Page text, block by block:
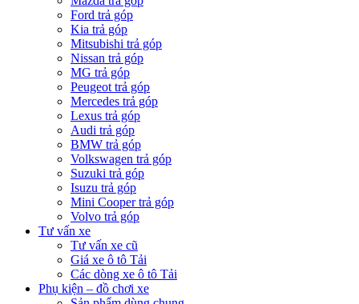
Ford trả góp
Kia trả góp
Mitsubishi trả góp
Nissan trả góp
MG trả góp
Peugeot trả góp
Mercedes trả góp
Lexus trả góp
Audi trả góp
BMW trả góp
Volkswagen trả góp
Suzuki trả góp
Isuzu trả góp
Mini Cooper trả góp
Volvo trả góp
Tư vấn xe
Tư vấn xe cũ
Giá xe ô tô Tải
Các dòng xe ô tô Tải
Phụ kiện – đồ chơi xe